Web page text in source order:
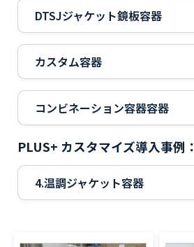
DTSJジャケット鏡板容器
カスタム容器
コンビネーション容器容器
PLUS+ カスタマイズ導入事例：
4.温調ジャケット容器